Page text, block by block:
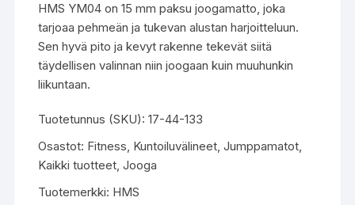
HMS YM04 on 15 mm paksu joogamatto, joka
tarjoaa pehmeän ja tukevan alustan harjoitteluun.
Sen hyvä pito ja kevyt rakenne tekevät siitä
täydellisen valinnan niin joogaan kuin muuhunkin
liikuntaan.
Tuotetunnus (SKU):17-44-133
Osastot: Fitness, Kuntoiluvälineet,Jumppamatot,
Kaikki tuotteet,Jooga
Tuotemerkki: HMS